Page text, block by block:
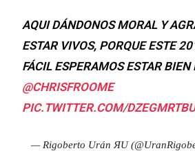
AQUI DÁNDONOS MORAL Y
ESTAR VIVOS, PORQUE ESTE
FÁCIL ESPERAMOS ESTAR
@CHRISFROOME
PIC.TWITTER.COM/
— Rigoberto Urán ЯU